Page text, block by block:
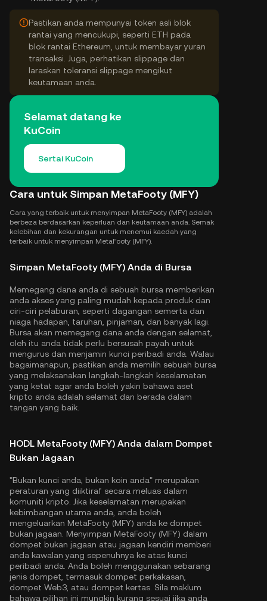
Pastikan anda mempunyai token asli blok
rantai yang mencukupi, seperti ETH pada
blok rantai Ethereum, untuk membayar yuran
transaksi. Juga, perhatikan slippage dan
laraskan toleransi slippage mengikut
keutamaan anda.
Selamat datang ke
KuCoin
Sertai KuCoin
Cara untuk Simpan MetaFooty (MFY)
Cara yang terbaik untuk menyimpan MetaFooty (MFY) adalah
berbeza berdasarkan keperluan dan keutamaan anda. Semak
kelebihan dan kekurangan untuk menemui kaedah yang
terbaik untuk menyimpan MetaFooty (MFY).
Simpan MetaFooty (MFY) Anda di Bursa
Memegang dana anda di sebuah bursa memberikan
anda akses yang paling mudah kepada produk dan
ciri-ciri pelaburan, seperti dagangan semerta dan
niaga hadapan, taruhan, pinjaman, dan banyak lagi.
Bursa akan memegang dana anda dengan selamat,
oleh itu anda tidak perlu bersusah payah untuk
mengurus dan menjamin kunci peribadi anda. Walau
bagaimanapun, pastikan anda memilih sebuah bursa
yang melaksanakan langkah-langkah keselamatan
yang ketat agar anda boleh yakin bahawa aset
kripto anda adalah selamat dan berada dalam
tangan yang baik.
HODL MetaFooty (MFY) Anda dalam Dompet
Bukan Jagaan
"Bukan kunci anda, bukan koin anda" merupakan
peraturan yang diiktiraf secara meluas dalam
komuniti kripto. Jika keselamatan merupakan
kebimbangan utama anda, anda boleh
mengeluarkan MetaFooty (MFY) anda ke dompet
bukan jagaan. Menyimpan MetaFooty (MFY) dalam
dompet bukan jagaan atau jagaan kendiri memberi
anda kawalan yang sepenuhnya ke atas kunci
peribadi anda. Anda boleh menggunakan sebarang
jenis dompet, termasuk dompet perkakasan,
dompet Web3, atau dompet kertas. Sila maklum
bahawa pilihan ini mungkin kurang sesuai jika anda